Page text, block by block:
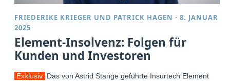
FRIEDERIKE KRIEGER UND PATRICK HAGEN ·8. JANUAR
2025
Element-Insolvenz: Folgen für
Kunden und Investoren
Exklusiv Das von Astrid Stange geführte Insurtech Element